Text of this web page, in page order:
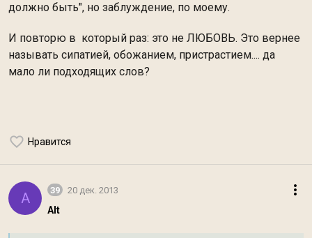
должно быть", но заблуждение, по моему.
И повторю в который раз: это не ЛЮБОВЬ. Это вернее
называть сипатией, обожанием, пристрастием.... да
мало ли подходящих слов?
Нравится
A 39 20 дек. 2013
Alt